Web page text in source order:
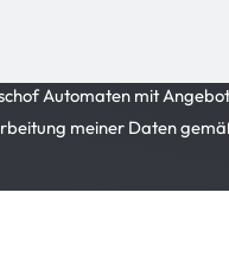
Automaten mit
meiner Daten